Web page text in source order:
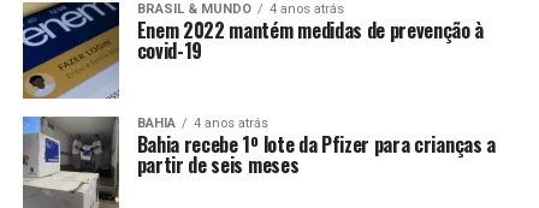
BRASIL & MUNDO 4 anos atrás
Enem 2022 mantém medidas de prevenção à
covid-19
BAHIA 4 anos atrás
Bahia recebe 1º lote da Pfizer para crianças a
partir de seis meses